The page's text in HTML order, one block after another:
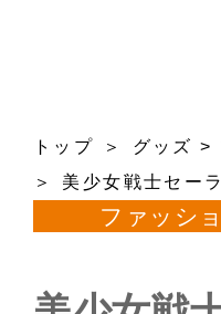
トップ グッズ >
美少女戦士セー
ファッシ